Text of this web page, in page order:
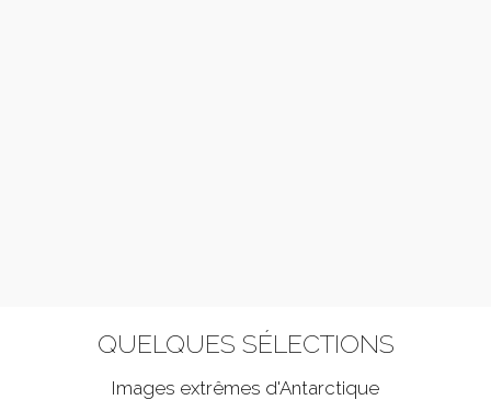
QUELQUES SÉLECTIONS
Images extrêmes d'Antarctique